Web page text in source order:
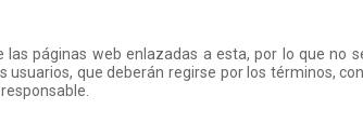
páginas web enlazadas a esta, por lo que no
que deberán regirse por los términos,